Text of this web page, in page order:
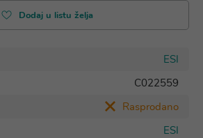
Dodaj u listu želja
ESI
C022559
Rasprodano
ESI